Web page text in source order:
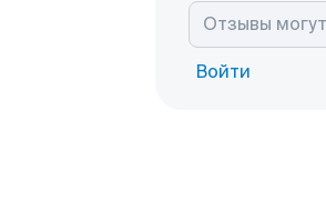
Войти